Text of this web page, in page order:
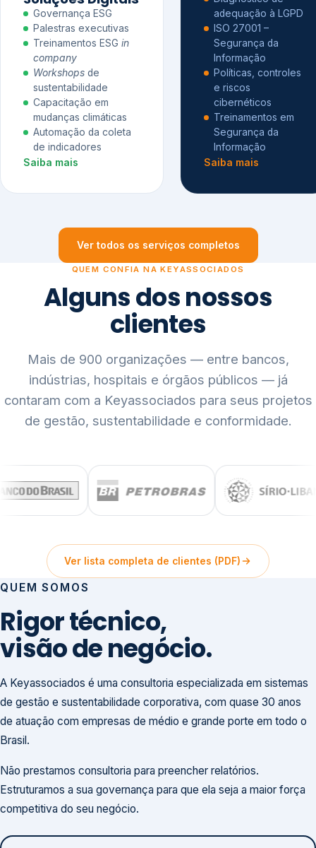
Governança ESG
Palestras executivas
Treinamentos ESG in
company
Workshops de
sustentabilidade
Capacitação em
mudanças climáticas
Automação da coleta
de indicadores
Saiba mais
adequação à LGPD
ISO 27001 –
Segurança da
Informação
Políticas, controles
e riscos
cibernéticos
Treinamentos em
Segurança da
Informação
Saiba mais
Ver todos os serviços completos
QUEM CONFIA NA KEYASSOCIADOS
Alguns dos nossos
clientes
Mais de 900 organizações — entre bancos,
indústrias, hospitais e órgãos públicos — já
contaram com a Keyassociados para seus projetos
de gestão, sustentabilidade e conformidade.
Ver lista completa de clientes (PDF)
QUEM SOMOS
Rigor técnico,
visão de negócio.
A Keyassociados é uma consultoria especializada em sistemas
de gestão e sustentabilidade corporativa, com quase 30 anos
de atuação com empresas de médio e grande porte em todo o
Brasil.
Não prestamos consultoria para preencher relatórios.
Estruturamos a sua governança para que ela seja a maior força
competitiva do seu negócio.